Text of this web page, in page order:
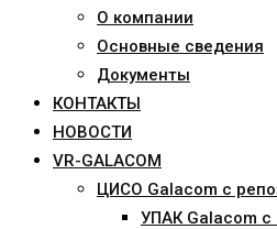
О компании
Основные сведения
Документы
КОНТАКТЫ
НОВОСТИ
VR-GALACOM
ЦИСО Galacom с
УПАК Galacom с